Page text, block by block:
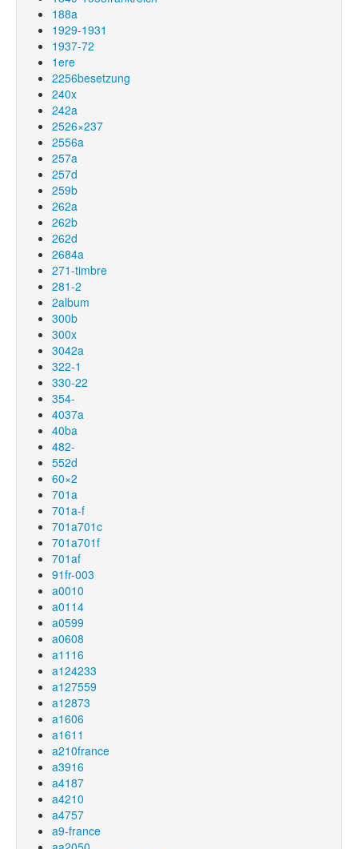
188a
1929-1931
1937-72
1ere
2256besetzung
240x
242a
2526×237
2556a
257a
257d
259b
262a
262b
262d
2684a
271-timbre
281-2
2album
300b
300x
3042a
322-1
330-22
354-
4037a
40ba
482-
552d
60×2
701a
701a-f
701a701c
701a701f
701af
91fr-003
a0010
a0114
a0599
a0608
a1116
a124233
a127559
a12873
a1606
a1611
a210france
a3916
a4187
a4210
a4757
a9-france